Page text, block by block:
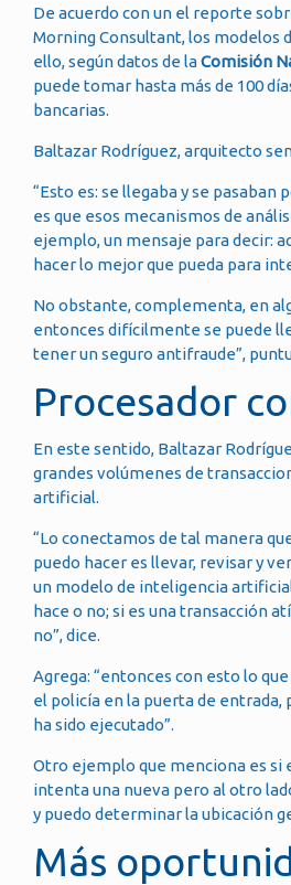
De acuerdo con un el reporte
Morning Consultant, los modelos
ello, según datos de laComisión
puede tomar hasta más de 100
bancarias.
Baltazar Rodríguez, arquitecto
“Esto es: se llegaba y se
es que esos mecanismos de
ejemplo, un mensaje para decir:
hacer lo mejor que pueda para
No obstante, complementa, en
entonces difícilmente se puede
tener un seguro antifraude”,
Procesador
En este sentido, Baltazar
grandes volúmenes de
artificial.
“Lo conectamos de tal manera
puedo hacer es llevar, revisar y
un modelo de inteligencia
hace o no; si es una transacción
no”, dice.
Agrega: “entonces con esto lo
el policía en la puerta de entrada,
ha sido ejecutado”.
Otro ejemplo que menciona es si
intenta una nueva pero al otro
y puedo determinar la ubicación
Más